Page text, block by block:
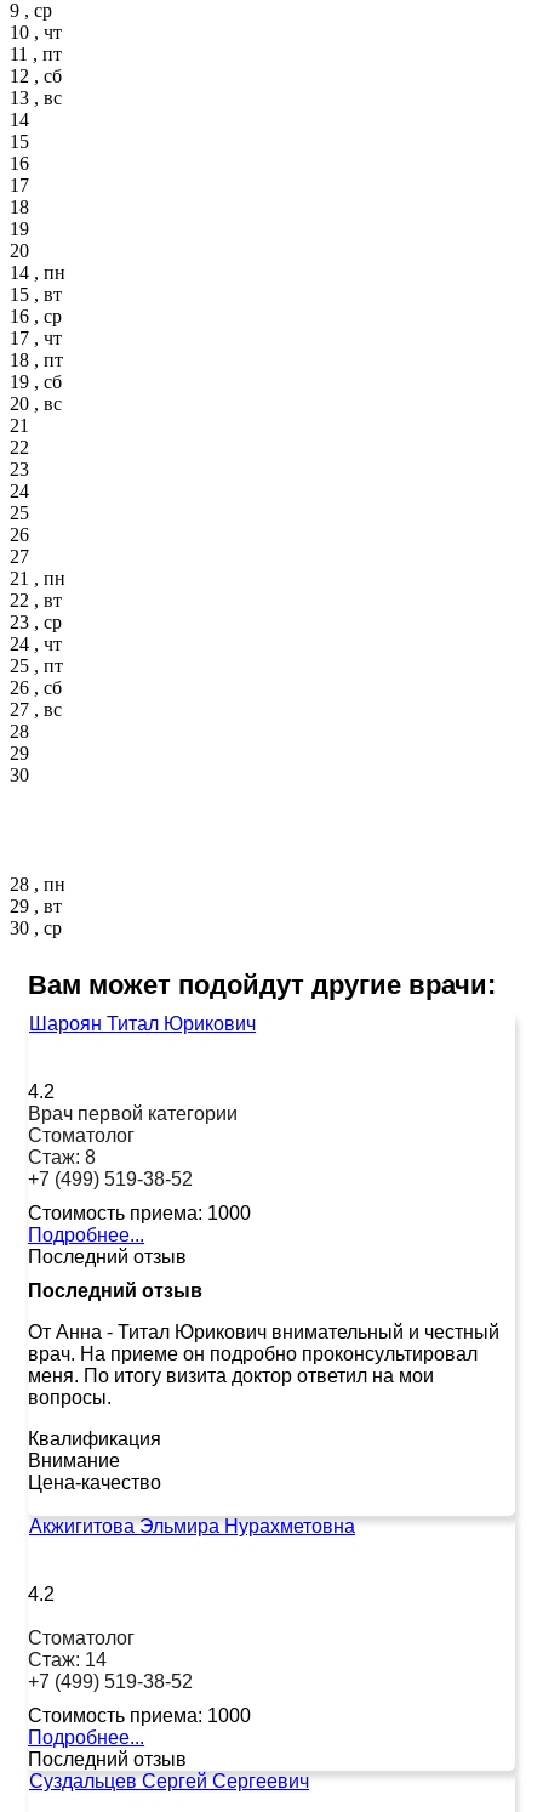
9 , ср
10 , чт
11 , пт
12 , сб
13 , вс
14
15
16
17
18
19
20
14 , пн
15 , вт
16 , ср
17 , чт
18 , пт
19 , сб
20 , вс
21
22
23
24
25
26
27
21 , пн
22 , вт
23 , ср
24 , чт
25 , пт
26 , сб
27 , вс
28
29
30
28 , пн
29 , вт
30 , ср
Вам может подойдут другие врачи:
Шароян Титал Юрикович
4.2
Врач первой категории
Стоматолог
Стаж: 8
+7 (499) 519-38-52
Стоимость приема: 1000
Подробнее...
Последний отзыв
Последний отзыв
От Анна - Титал Юрикович внимательный и честный
врач. На приеме он подробно проконсультировал
меня. По итогу визита доктор ответил на мои
вопросы.
Квалификация
Внимание
Цена-качество
Акжигитова Эльмира Нурахметовна
4.2
Стоматолог
Стаж: 14
+7 (499) 519-38-52
Стоимость приема: 1000
Подробнее...
Последний отзыв
Суздальцев Сергей Сергеевич